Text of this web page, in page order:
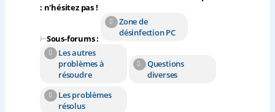
: n'hésitez pas !
⊢Sous-forums :
Zone de
désinfection PC
Les autres
problèmes à
résoudre
Questions
diverses
Les problèmes
résolus